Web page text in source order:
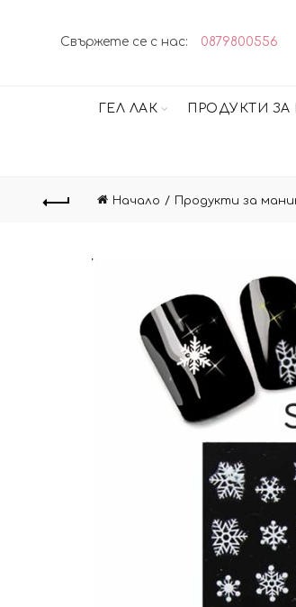
Свържете се с нас: 0879800556
ГЕЛ ЛАК ПРОДУКТИ
Начало Продукти за